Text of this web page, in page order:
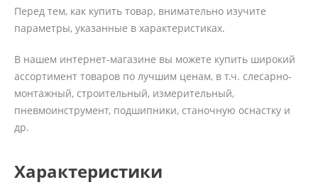
Перед тем, как купить товар, внимательно изучите
параметры, указанные в характеристиках.
В нашем интернет-магазине вы можете купить широкий
ассортимент товаров по лучшим ценам, в т.ч. слесарно-
монтажный, строительный, измерительный,
пневмоинструмент, подшипники, станочную оснастку и
др.
Характеристики